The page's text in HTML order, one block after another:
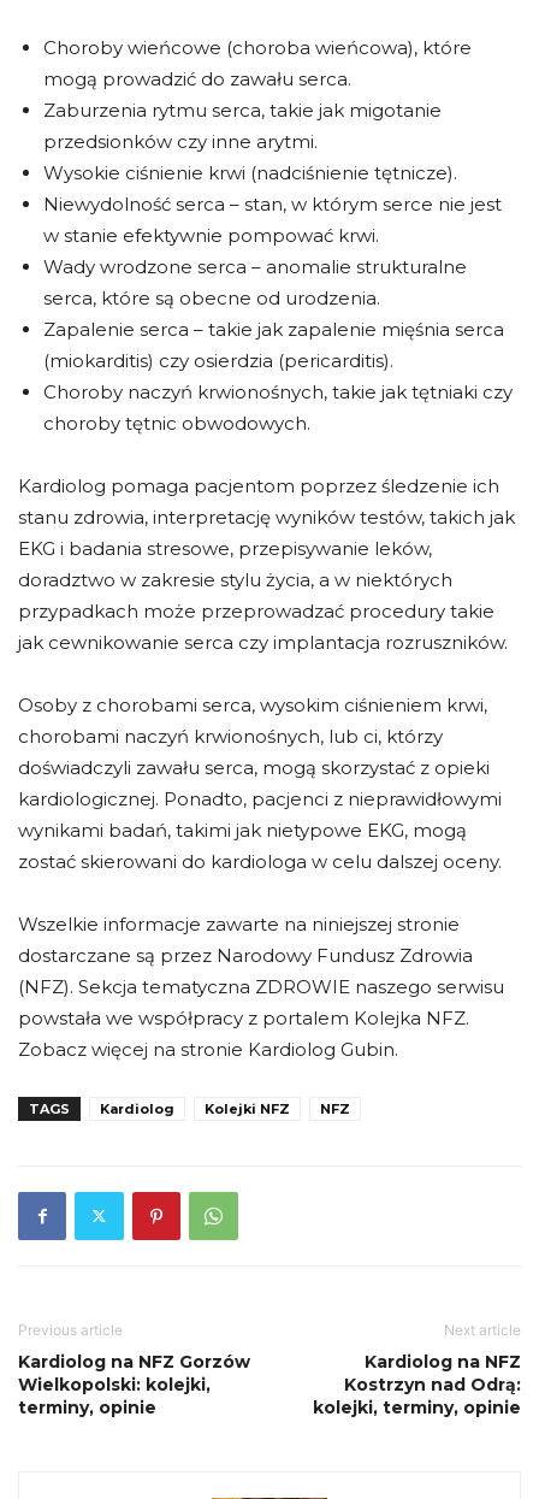
Choroby wieńcowe (choroba wieńcowa), które
mogą prowadzić do zawału serca.
Zaburzenia rytmu serca, takie jak migotanie
przedsionków czy inne arytmi.
Wysokie ciśnienie krwi (nadciśnienie tętnicze).
Niewydolność serca – stan, w którym serce nie jest
w stanie efektywnie pompować krwi.
Wady wrodzone serca – anomalie strukturalne
serca, które są obecne od urodzenia.
Zapalenie serca – takie jak zapalenie mięśnia serca
(miokarditis) czy osierdzia (pericarditis).
Choroby naczyń krwionośnych, takie jak tętniaki czy
choroby tętnic obwodowych.
Kardiolog pomaga pacjentom poprzez śledzenie ich
stanu zdrowia, interpretację wyników testów, takich jak
EKG i badania stresowe, przepisywanie leków,
doradztwo w zakresie stylu życia, a w niektórych
przypadkach może przeprowadzać procedury takie
jak cewnikowanie serca czy implantacja rozruszników.
Osoby z chorobami serca, wysokim ciśnieniem krwi,
chorobami naczyń krwionośnych, lub ci, którzy
doświadczyli zawału serca, mogą skorzystać z opieki
kardiologicznej. Ponadto, pacjenci z nieprawidłowymi
wynikami badań, takimi jak nietypowe EKG, mogą
zostać skierowani do kardiologa w celu dalszej oceny.
Wszelkie informacje zawarte na niniejszej stronie
dostarczane są przez Narodowy Fundusz Zdrowia
(NFZ). Sekcja tematyczna ZDROWIE naszego serwisu
powstała we współpracy z portalem Kolejka NFZ.
Zobacz więcej na stronie Kardiolog Gubin.
TAGS Kardiolog Kolejki NFZ NFZ
Previous article
Kardiolog na NFZ Gorzów
Wielkopolski: kolejki,
terminy, opinie
Next article
Kardiolog na NFZ
Kostrzyn nad Odrą:
kolejki, terminy, opinie